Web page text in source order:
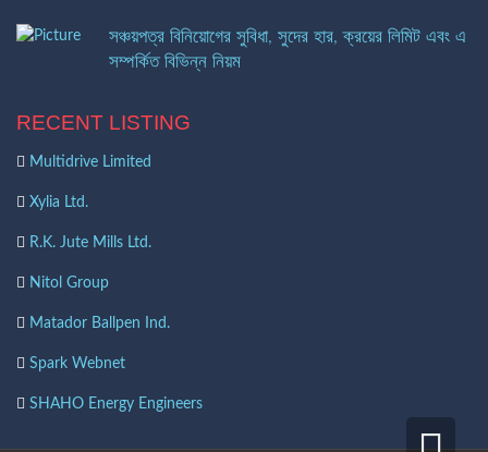
সঞ্চয়পত্র বিনিয়োগের সুবিধা, সুদের হার, ক্রয়ের লিমিট এবং এ
সম্পর্কিত বিভিন্ন নিয়ম
RECENT LISTING
Multidrive Limited
Xylia Ltd.
R.K. Jute Mills Ltd.
Nitol Group
Matador Ballpen Ind.
Spark Webnet
SHAHO Energy Engineers